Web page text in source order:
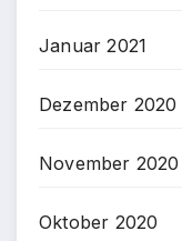
Januar 2021
Dezember 2020
November 2020
Oktober 2020